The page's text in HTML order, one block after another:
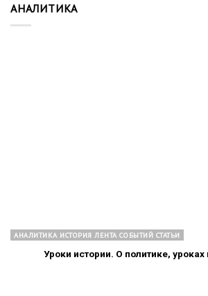
АНАЛИТИКА
АНАЛИТИКА ИСТОРИЯ ЛЕНТА СОБЫТИЙ СТАТЬИ
Уроки истории. О политике,